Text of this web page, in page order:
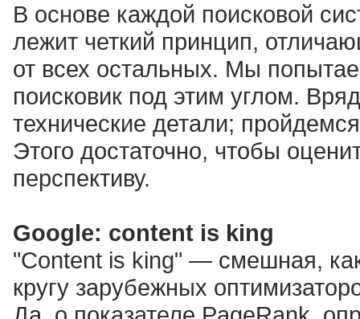
В основе каждой поисковой
лежит четкий принцип,
от всех остальных. Мы
поисковик под этим углом.
технические детали;
Этого достаточно, чтобы
перспективу.
Google: content is king
"Content is king" — смешная,
кругу зарубежных